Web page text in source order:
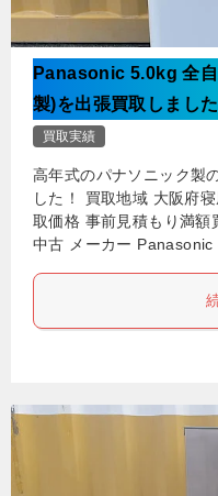
Panasonic 5.0kg 全
製)を出張買取しました
買取実績
高年式のパナソニック製
した！ 買取地域 大阪府
取価格 事前見積もり満
中古 メーカー